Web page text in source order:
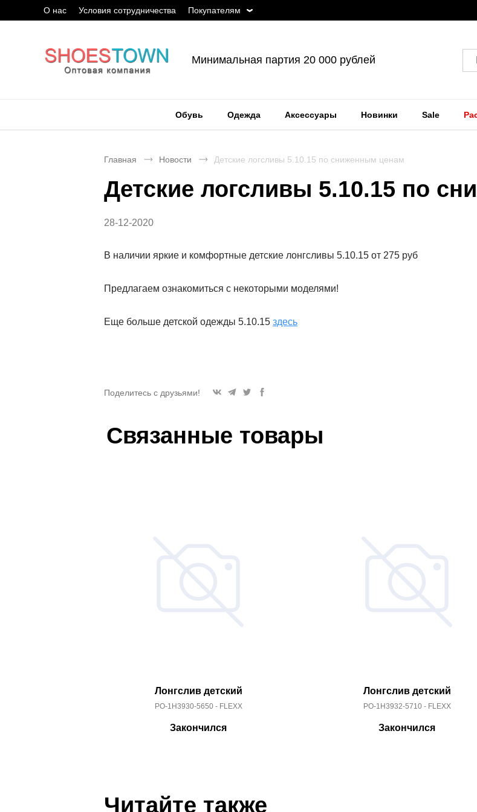
О нас Условия сотрудничества Покупателям
Минимальная партия 20 000 рублей
Обувь Одежда Аксессуары Новинки Sale
Главная Новости Детские логсливы 5.10.15 по сниженным ценам
Детские логсливы 5.10.15 по
28-12-2020
В наличии яркие и комфортные детские лонгсливы 5.10.15 от 275 руб
Предлагаем ознакомиться с некоторыми моделями!
Еще больше детской одежды 5.10.15 здесь
Поделитесь с друзьями!
Связанные товары
Лонгслив детский
PO-1H3930-5650 - FLEXX
Закончился
Лонгслив детский
PO-1H3932-5710 - FLEXX
Закончился
Читайте также